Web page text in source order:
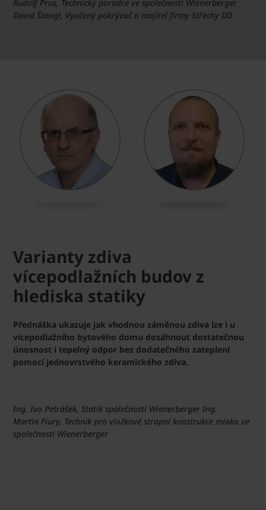
Rudolf Prus, Technický poradce ve společnosti Wienerberger
David Štangl, Vyučený pokrývač a majitel firmy Střechy DD
Varianty zdiva
vícepodlažních budov z
hlediska statiky
Přednáška ukazuje jak vhodnou záměnou zdiva lze i u
vícepodlažního bytového domu dosáhnout dostatečnou
únosnost i tepelný odpor bez dodatečného zateplení
pomocí jednovrstvého keramického zdiva.
Ing. Ivo Petrášek, Statik společnosti Wienerberger Ing.
Martin Fiury, Technik pro vložkové stropní konstrukce miako ve
společnosti Wienerberger